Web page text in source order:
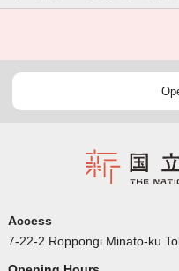
Access
7-22-2 Roppongi Minato-ku